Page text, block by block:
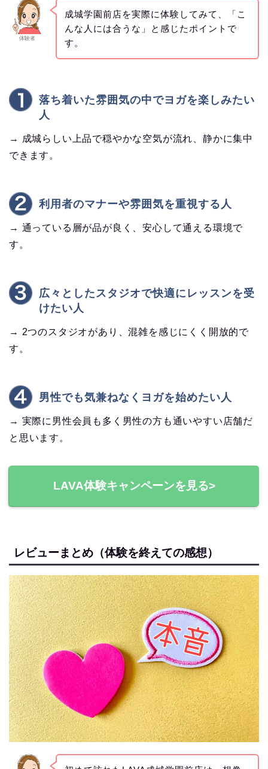
体験者
成城学園前店を実際に体験してみて、「こ
んな人には合うな」と感じたポイントで
す。
落ち着いた雰囲気の中でヨガを楽しみたい
人
→ 成城らしい上品で穏やかな空気が流れ、静かに集中
できます。
利用者のマナーや雰囲気を重視する人
→ 通っている層が品が良く、安心して通える環境で
す。
広々としたスタジオで快適にレッスンを受
けたい人
→ 2つのスタジオがあり、混雑を感じにくく開放的で
す。
男性でも気兼ねなくヨガを始めたい人
→ 実際に男性会員も多く男性の方も通いやすい店舗だ
と思います。
LAVA体験キャンペーンを見る>
レビューまとめ（体験を終えての感想）